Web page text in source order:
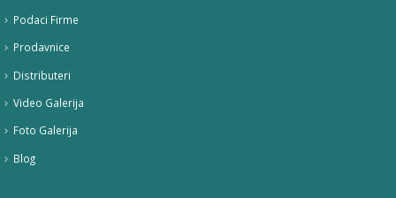
Podaci Firme
Prodavnice
Distributeri
Video Galerija
Foto Galerija
Blog